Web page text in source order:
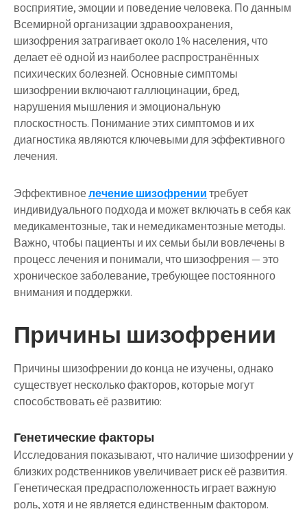
восприятие, эмоции и поведение человека. По данным
Всемирной организации здравоохранения,
шизофрения затрагивает около 1% населения, что
делает её одной из наиболее распространённых
психических болезней. Основные симптомы
шизофрении включают галлюцинации, бред,
нарушения мышления и эмоциональную
плоскостность. Понимание этих симптомов и их
диагностика являются ключевыми для эффективного
лечения.
Эффективноелечение шизофрениитребует
индивидуального подхода и может включать в себя как
медикаментозные, так и немедикаментозные методы.
Важно, чтобы пациенты и их семьи были вовлечены в
процесс лечения и понимали, что шизофрения — это
хроническое заболевание, требующее постоянного
внимания и поддержки.
Причины шизофрении
Причины шизофрении до конца не изучены, однако
существует несколько факторов, которые могут
способствовать её развитию:
Генетические факторы
Исследования показывают, что наличие шизофрении у
близких родственников увеличивает риск её развития.
Генетическая предрасположенность играет важную
роль, хотя и не является единственным фактором.